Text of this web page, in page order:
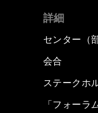
詳細
センター（
会合
ステークホ
「フォーラ